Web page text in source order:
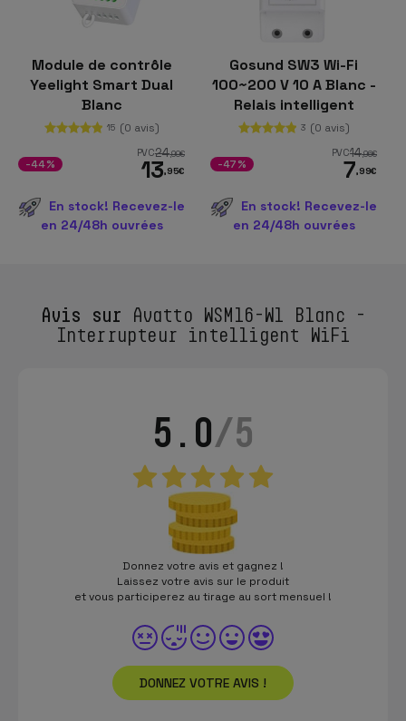
Module de contrôle
Yeelight Smart Dual
Blanc
15 (0 avis)
PVC24,99€
13,95€
-44%
En stock! Recevez-le
en 24/48h ouvrées
Gosund SW3 Wi-Fi
100~200 V 10 A Blanc -
Relais intelligent
3 (0 avis)
PVC14,96€
7,99€
-47%
En stock! Recevez-le
en 24/48h ouvrées
Avis sur Avatto WSM16-W1 Blanc -
Interrupteur intelligent WiFi
5.0/5
Donnez votre avis et gagnez !
Laissez votre avis sur le produit
et vous participerez au tirage au sort mensuel !
DONNEZ VOTRE AVIS !